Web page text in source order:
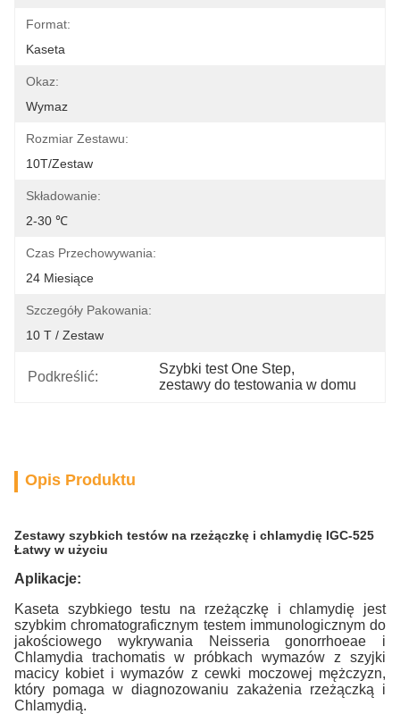
Format:
Kaseta
Okaz:
Wymaz
Rozmiar Zestawu:
10T/zestaw
Składowanie:
2-30 ℃
Czas Przechowywania:
24 Miesiące
Szczegóły Pakowania:
10 T / Zestaw
Podkreślić:
Szybki test One Step,
zestawy do testowania w domu
Opis Produktu
Zestawy szybkich testów na rzeżączkę i chlamydię IGC-525
Łatwy w użyciu
Aplikacje:
Kaseta szybkiego testu na rzeżączkę i chlamydię jest
szybkim chromatograficznym testem immunologicznym do
jakościowego wykrywania Neisseria gonorrhoeae i
Chlamydia trachomatis w próbkach wymazów z szyjki
macicy kobiet i wymazów z cewki moczowej mężczyzn,
który pomaga w diagnozowaniu zakażenia rzeżączką i
Chlamydią.